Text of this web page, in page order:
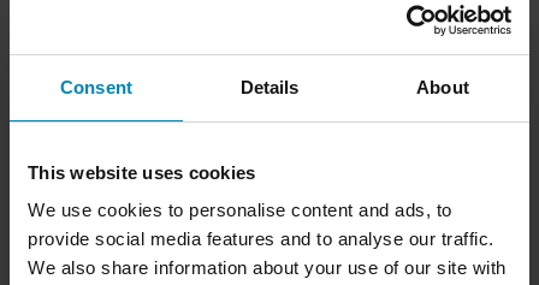
Consent Details About
This website uses cookies
We use cookies to personalise content and ads, to
provide social media features and to analyse our traffic.
We also share information about your use of our site with
879 kr
Motorolje LIQUI MOLY Synth Street
Race 4T
99 kr